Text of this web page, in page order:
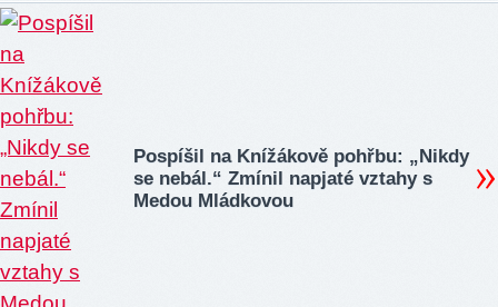
Pospíšil na Knížákově pohřbu: „Nikdy
se nebál.“ Zmínil napjaté vztahy s
Medou Mládkovou